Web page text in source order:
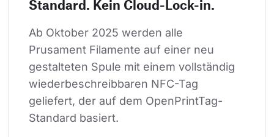
Standard. Kein Cloud-Lock-in.
Ab Oktober 2025 werden alle
Prusament Filamente auf einer neu
gestalteten Spule mit einem vollständig
wiederbeschreibbaren NFC-Tag
geliefert, der auf dem OpenPrintTag-
Standard basiert.